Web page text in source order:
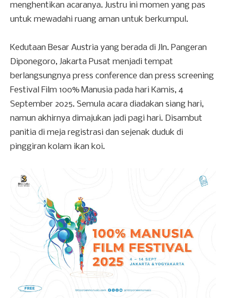
menghentikan acaranya. Justru ini momen yang pas
untuk mewadahi ruang aman untuk berkumpul.
Kedutaan Besar Austria yang berada di Jln. Pangeran
Diponegoro, Jakarta Pusat menjadi tempat
berlangsungnya press conference dan press screening
Festival Film 100% Manusia pada hari Kamis, 4
September 2025. Semula acara diadakan siang hari,
namun akhirnya dimajukan jadi pagi hari. Disambut
panitia di meja registrasi dan sejenak duduk di
pinggiran kolam ikan koi.